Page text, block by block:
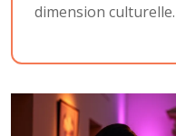
dimension culturelle.